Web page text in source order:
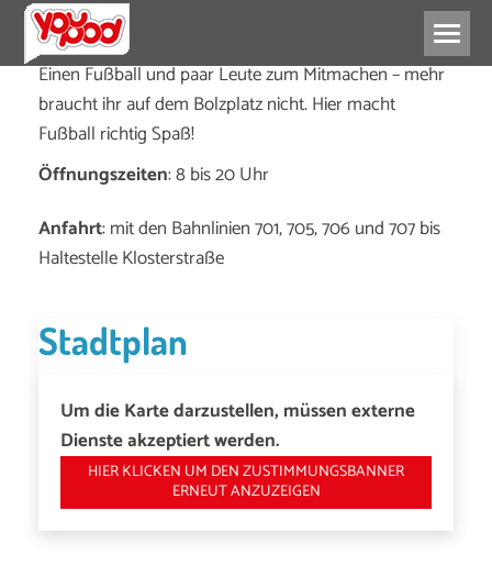
Einen Fußball und paar Leute zum Mitmachen – mehr
braucht ihr auf dem Bolzplatz nicht. Hier macht
Fußball richtig Spaß!
Öffnungszeiten: 8 bis 20 Uhr
Anfahrt: mit den Bahnlinien 701, 705, 706 und 707 bis
Haltestelle Klosterstraße
Stadtplan
Um die Karte darzustellen, müssen externe
Dienste akzeptiert werden.
HIER KLICKEN UM DEN ZUSTIMMUNGSBANNER
ERNEUT ANZUZEIGEN